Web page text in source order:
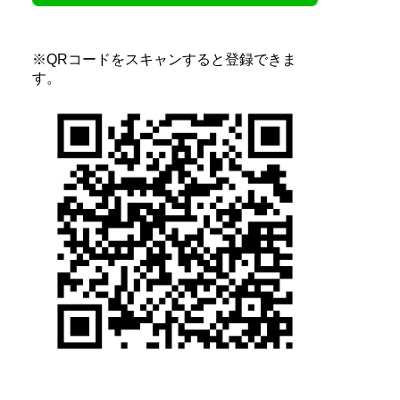
※QRコードをスキャンすると登録できま
す。